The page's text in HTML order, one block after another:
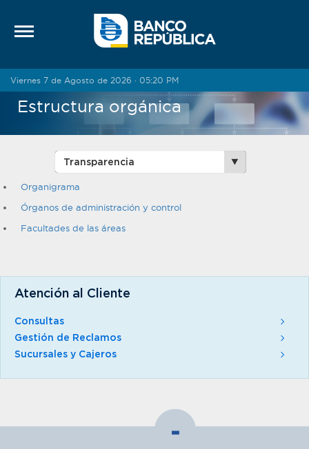
Viernes 7 de Agosto de 2026 · 05:20 PM
Estructura orgánica
Organigrama
Órganos de administración y control
Facultades de las áreas
Atención al Cliente
Consultas
Gestión de Reclamos
Sucursales y Cajeros
-